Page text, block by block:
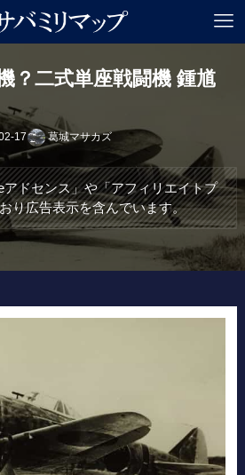
？二式単座戦闘機 鍾馗
17 葛城マサカズ
アドセンス」や「アフィリエイトプ
り広告表示を含んでいます。